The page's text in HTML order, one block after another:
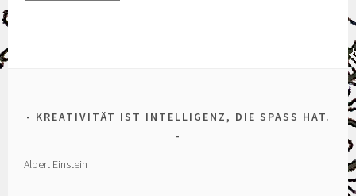
KREATIVITÄT IST INTELLIGENZ, DIE SPASS HAT.
Albert Einstein